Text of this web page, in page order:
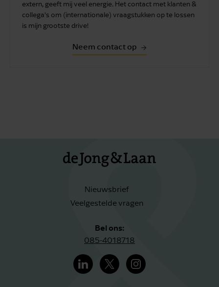
extern, geeft mij veel energie. Het contact met klanten &
collega’s om (internationale) vraagstukken op te lossen
is mijn grootste drive!
Neem contact op
Nieuwsbrief
Veelgestelde vragen
Bel ons:
085-4018718